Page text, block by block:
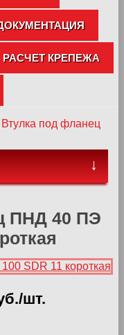
РАСЧЕТ КРЕПЕЖА
Втулка под фланец
ПНД 40 ПЭ
шт.